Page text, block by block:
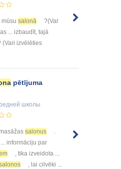
mūsu salonā
?(Var
... izbaudīt, tajā
(Vari izvēlēties
pētījuma
школы
salonus
.
informāciju par
, tika izveidota ...
, lai cilvēki ...